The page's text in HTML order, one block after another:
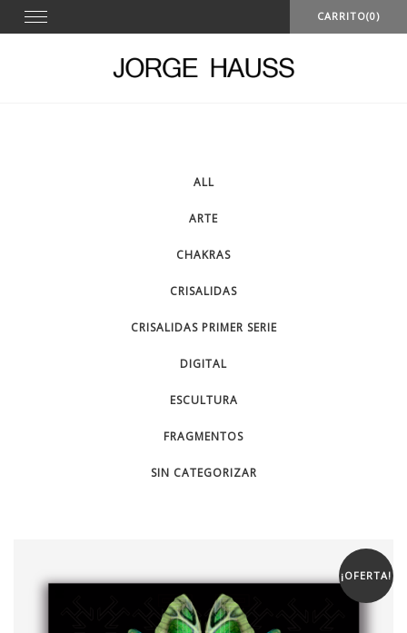
Skip
to
CARRITO(0)
Toggle
navigation
ALL
ARTE
CHAKRAS
CRISALIDAS
CRISALIDAS PRIMER SERIE
DIGITAL
ESCULTURA
FRAGMENTOS
SIN CATEGORIZAR
¡OFERTA!